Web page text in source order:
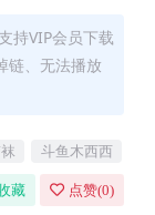
持VIP会员下载
链、无法播放
斗鱼木西西
藏 点赞(0)